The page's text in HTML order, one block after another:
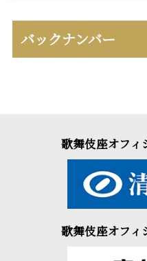
バックナンバー
歌舞伎座オフィ
歌舞伎座オフィ